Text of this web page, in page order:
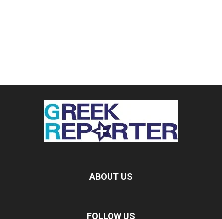
ABOUT US
FOLLOW US